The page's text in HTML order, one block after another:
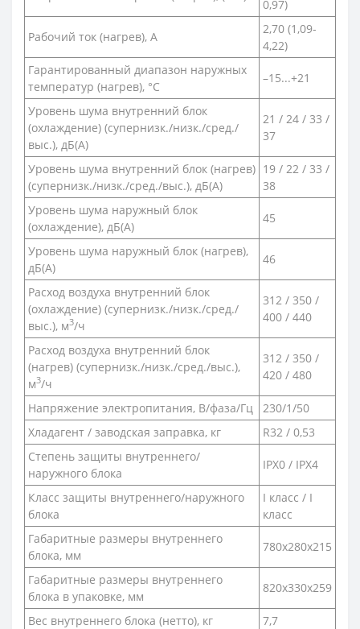
0,97)
Рабочий ток (нагрев), А
2,70 (1,09-
4,22)
Гарантированный диапазон наружных
температур (нагрев), °С
–15...+21
Уровень шума внутренний блок
(охлаждение) (супернизк./низк./сред./
выс.), дБ(A)
21 / 24 / 33 /
37
Уровень шума внутренний блок (нагрев)
(супернизк./низк./сред./выс.), дБ(А)
19 / 22 / 33 /
38
Уровень шума наружный блок
(охлаждение), дБ(А)
45
Уровень шума наружный блок (нагрев),
дБ(А)
46
Расход воздуха внутренний блок
(охлаждение) (супернизк./низк./сред./
выс.), м3/ч
312 / 350 /
400 / 440
Расход воздуха внутренний блок
(нагрев) (супернизк./низк./сред./выс.),
м3/ч
312 / 350 /
420 / 480
Напряжение электропитания, В/фаза/Гц
230/1/50
Хладагент / заводская заправка, кг
R32 / 0,53
Степень защиты внутреннего/
наружного блока
IPX0 / IPX4
Класс защиты внутреннего/наружного
блока
I класс / I
класс
Габаритные размеры внутреннего
блока, мм
780x280x215
Габаритные размеры внутреннего
блока в упаковке, мм
820x330x259
Вес внутреннего блока (нетто), кг
7,7